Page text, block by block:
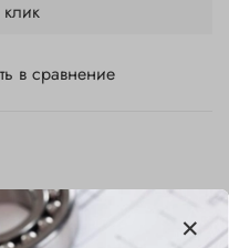
в сравнение
клик